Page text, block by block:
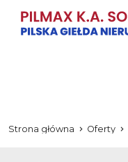
Strona główna Oferty